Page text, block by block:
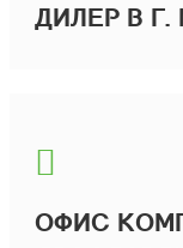
ДИЛЕР В
ОФИС